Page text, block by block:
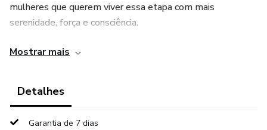
mulheres que querem viver essa etapa com mais
serenidade, força e consciência.
A menopausa não precisa ser um peso. Ela pode ser o seu
Mostrar mais
Detalhes
Garantia de 7 dias